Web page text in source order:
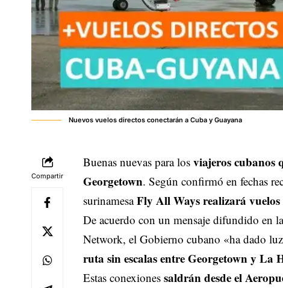
Nuevos vuelos directos conectarán a Cuba y Guayana
Compartir
Buenas nuevas para los viajeros cubanos
Georgetown. Según confirmó en fechas
surinamesaFly All Ways realizará
De acuerdo con un mensaje difundido en
Network, el Gobierno cubano «ha dado
ruta sin escalas entre Georgetown y La
Estas conexiones saldrán desde el